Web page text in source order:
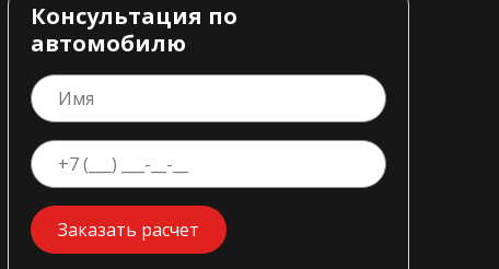
Консультация по
автомобилю
Заказать расчет